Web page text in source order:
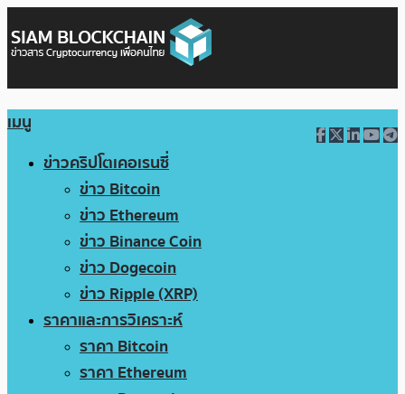
เมนู
ข่าวคริปโตเคอเรนซี่
ข่าว Bitcoin
ข่าว Ethereum
ข่าว Binance Coin
ข่าว Dogecoin
ข่าว Ripple (XRP)
ราคาและการวิเคราะห์
ราคา Bitcoin
ราคา Ethereum